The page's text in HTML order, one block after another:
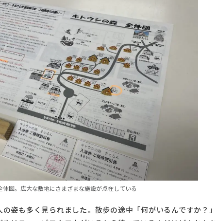
図。広大な敷地にさまざまな施設が点在している
姿も多く見られました。散歩の途中「何がいるんですか？」